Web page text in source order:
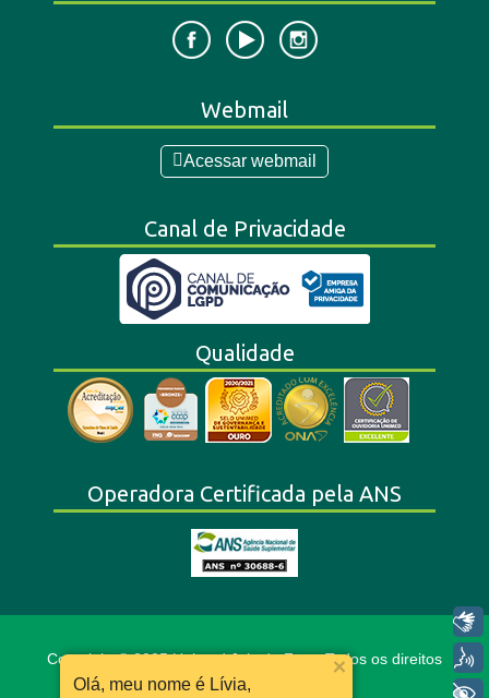
Libras
Voz
Webmail
Acessar webmail
Canal de Privacidade
Qualidade
Operadora Certificada pela ANS
Copyright © 2025 Unimed Juiz de Fora. Todos os direitos
reservados.
Olá, meu nome é Lívia,